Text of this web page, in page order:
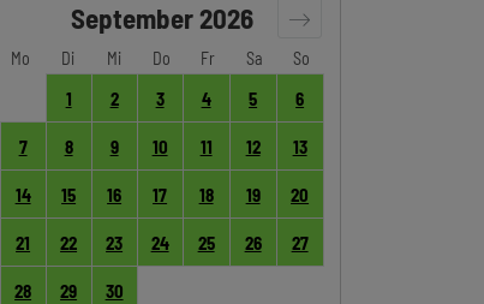
Mo Di Mi Do Fr Sa So
September2026
1 2 3 4 5 6
7 8 9 10 11 12 13
14 15 16 17 18 19 20
21 22 23 24 25 26 27
28 29 30